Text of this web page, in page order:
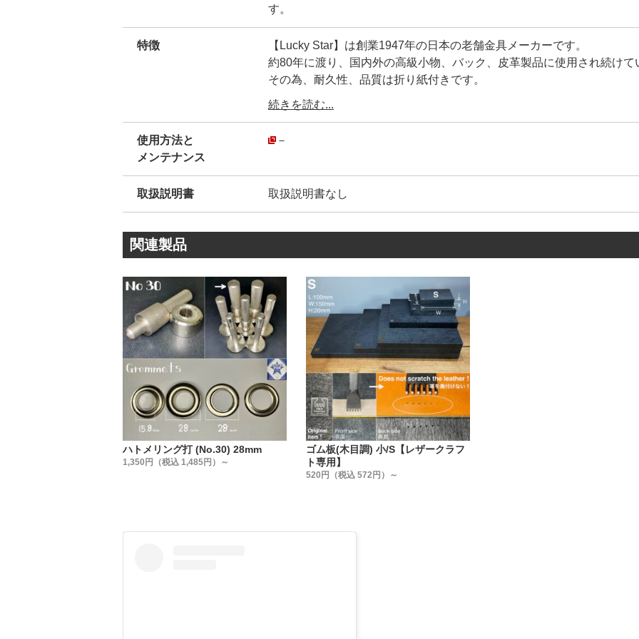
す。
特徴
【Lucky Star】は創業1947年の日本の老舗金具メーカーです。
約80年に渡り、国内外の高級小物、バック、皮革製品に使用され続けて
その為、耐久性、品質は折り紙付きです。
弊社が【工具の設計を合わせているメーカー】ですので、【打棒と金具
ん。
・
模造品は、鋼材の選定が不明、メッキの剥離、品質管理が雑です。
その為、著しく耐久性や、見た目が良くありません。
創業80年に及ぶ歴史が、大量生産品にもかかわらず、高品質を維持し
ハトメ金具1つとっても、世の中には様々なメーカーがあります。
『革を止めるだけでしょ』と、金具の品質にこだわらない方もいらっし
普段、金具の品質を金属製品としての視点から見る事がないかもしれま
実は、ハトメ金具はどこのメーカーでも同じでは無いんです。
弊社では、【日本製で高品質・低価格な金具】を、【レザークラフト工
販売しています。
信頼のおける金具メーカーの規格に合わせた、工具(打棒)を作る事を作
いのです。
【販売方法】
販売方法を3種類ご用意しました。
①小袋販売
続きを読む...
使用方法と
メンテナンス
－
取扱説明書 取扱説明書なし
関連製品
ハトメリング打 (No.30) 28mm
1,350円（税込 1,485円）～
ゴム板(木目調) 小/S【レザークラフ
ト専用】
520円（税込 572円）～